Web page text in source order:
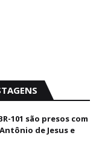
101 são presos com
de Jesus e